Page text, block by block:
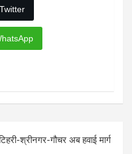
Twitter
श्रीनगर-गौचर अब हवाई मार्ग